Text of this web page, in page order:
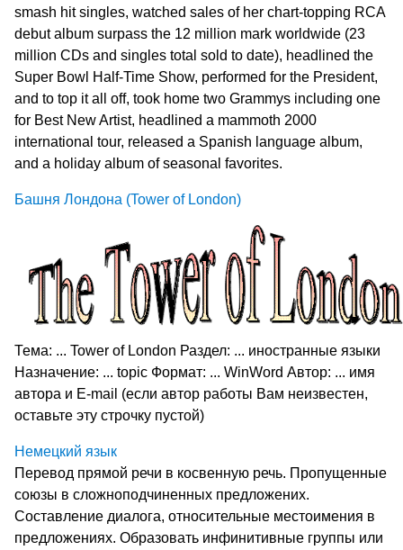
smash hit singles, watched sales of her chart-topping RCA
debut album surpass the 12 million mark worldwide (23
million CDs and singles total sold to date), headlined the
Super Bowl Half-Time Show, performed for the President,
and to top it all off, took home two Grammys including one
for Best New Artist, headlined a mammoth 2000
international tour, released a Spanish language album,
and a holiday album of seasonal favorites.
Башня Лондона (Tower of London)
Тема: ... Tower of London Раздел: ... иностранные языки
Назначение: ... topic Формат: ... WinWord Автор: ... имя
автора и E-mail (если автор работы Вам неизвестен,
оставьте эту строчку пустой)
Немецкий язык
Перевод прямой речи в косвенную речь. Пропущенные
союзы в сложноподчиненных предложених.
Составление диалога, относительные местоимения в
предложениях. Образовать инфинитивные группы или